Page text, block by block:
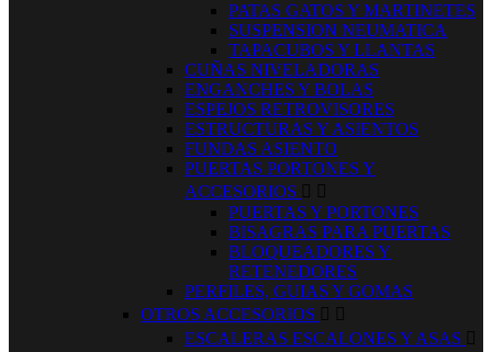
PATAS GATOS Y MARTINETES
SUSPENSION NEUMATICA
TAPACUBOS Y LLANTAS
CUÑAS NIVELADORAS
ENGANCHES Y BOLAS
ESPEJOS RETROVISORES
ESTRUCTURAS Y ASIENTOS
FUNDAS ASIENTO
PUERTAS PORTONES Y
ACCESORIOS  
PUERTAS Y PORTONES
BISAGRAS PARA PUERTAS
BLOQUEADORES Y
RETENEDORES
PERFILES, GUIAS Y GOMAS
OTROS ACCESORIOS  
ESCALERAS ESCALONES Y ASAS 